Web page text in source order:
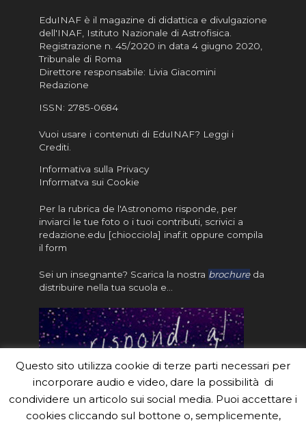
EduINAF è il magazine di didattica e divulgazione
dell'INAF, Istituto Nazionale di Astrofisica.
Registrazione n. 45/2020 in data 4 giugno 2020,
Tribunale di Roma
Direttore responsabile: Livia Giacomini
Redazione
ISSN: 2785-0684
Vuoi usare i contenuti di EduINAF? Leggi i
Crediti.
Informativa sulla Privacy
Informatva sui Cookie
Per la rubrica de l'Astronomo risponde, per
inviarci le tue foto o i tuoi contributi, scrivici a
redazione.edu [chiocciola] inaf.it oppure compila
il form
Sei un insegnante? Scarica la nostra brochureda
distribuire nella tua scuola e…
Questo sito utilizza cookie di terze parti necessari per
incorporare audio e video, dare la possibilità di
condividere un articolo sui social media. Puoi accettare i
cookies cliccando sul bottone o, semplicemente,